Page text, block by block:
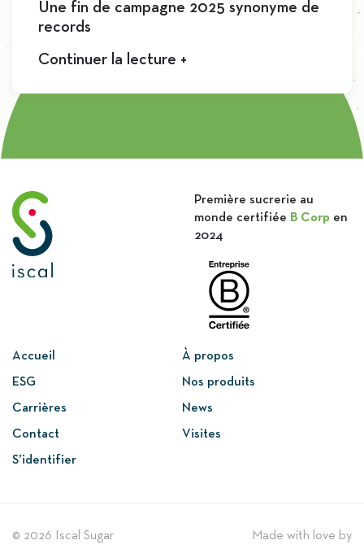
Une fin de campagne 2025 synonyme de
records
Continuer la lecture +
Accueil À propos
ESG Nos produits
Carrières News
Contact Visites
S’identifier
Première sucrerie au
monde certifiée B Corp en
2024
© 2026 Iscal Sugar Made with love by